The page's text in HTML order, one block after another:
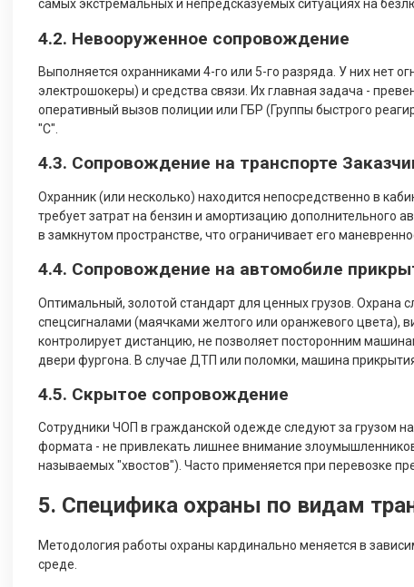
самых экстремальных и непредсказуемых ситуациях на
4.2. Невооруженное сопровождение
Выполняется охранниками 4-го или 5-го разряда. У них нет
электрошокеры) и средства связи. Их главная задача -
оперативный вызов полиции или ГБР (Группы быстрого
"С".
4.3. Сопровождение на транспорте
Охранник (или несколько) находится непосредственно в
требует затрат на бензин и амортизацию дополнительного
в замкнутом пространстве, что ограничивает его
4.4. Сопровождение на автомобиле
Оптимальный, золотой стандарт для ценных грузов. Охрана
спецсигналами (маячками желтого или оранжевого цвета),
контролирует дистанцию, не позволяет посторонним
двери фургона. В случае ДТП или поломки, машина
4.5. Скрытое сопровождение
Сотрудники ЧОП в гражданской одежде следуют за грузом
формата - не привлекать лишнее внимание
называемых "хвостов"). Часто применяется при перевозке
5. Специфика охраны по видам
Методология работы охраны кардинально меняется в
среде.